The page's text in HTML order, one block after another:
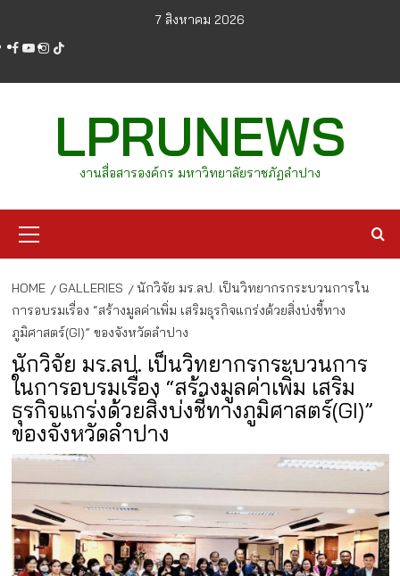
content
7 สิงหาคม 2026
facebook
youtube
instagram
tiktok
LPRUNEWS
งานสื่อสารองค์กร มหาวิทยาลัยราชภัฏลำปาง
Menu
HOME GALLERIES
นักวิจัย มร.ลป. เป็นวิทยากรกระบวนการใน
การอบรมเรื่อง “สร้างมูลค่าเพิ่ม เสริมธุรกิจแกร่งด้วยสิ่งบ่งชี้ทาง
ภูมิศาสตร์(GI)” ของจังหวัดลำปาง
นักวิจัย มร.ลป. เป็นวิทยากรกระบวนการ
ในการอบรมเรื่อง “สร้างมูลค่าเพิ่ม เสริม
ธุรกิจแกร่งด้วยสิ่งบ่งชี้ทางภูมิศาสตร์(GI)”
ของจังหวัดลำปาง